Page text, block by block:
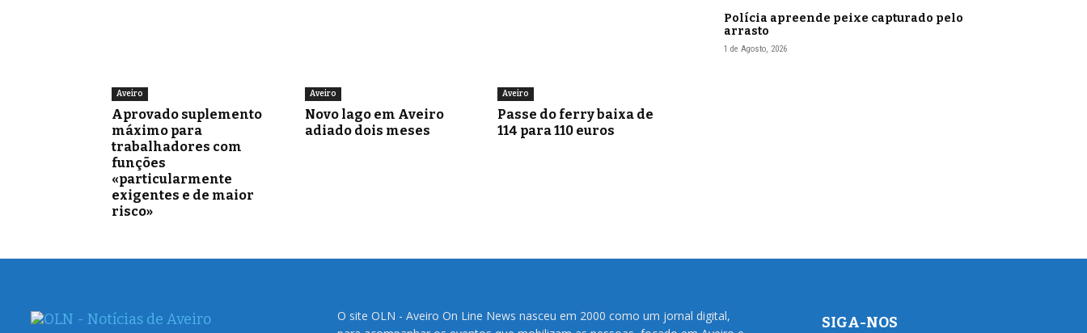
Aveiro
Aprovado suplemento
máximo para
trabalhadores com
funções
«particularmente
exigentes e de maior
risco»
Aveiro
Novo lago em Aveiro
adiado dois meses
Aveiro
Passe do ferry baixa de
114 para 110 euros
Polícia apreende peixe capturado pelo
arrasto
1 de Agosto, 2026
O site OLN - Aveiro On Line News nasceu em 2000 como um jornal digital,
SIGA-NOS